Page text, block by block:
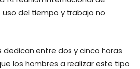
del tiempo y trabajo no
dedican entre dos y cinco horas
los hombres a realizar este tipo